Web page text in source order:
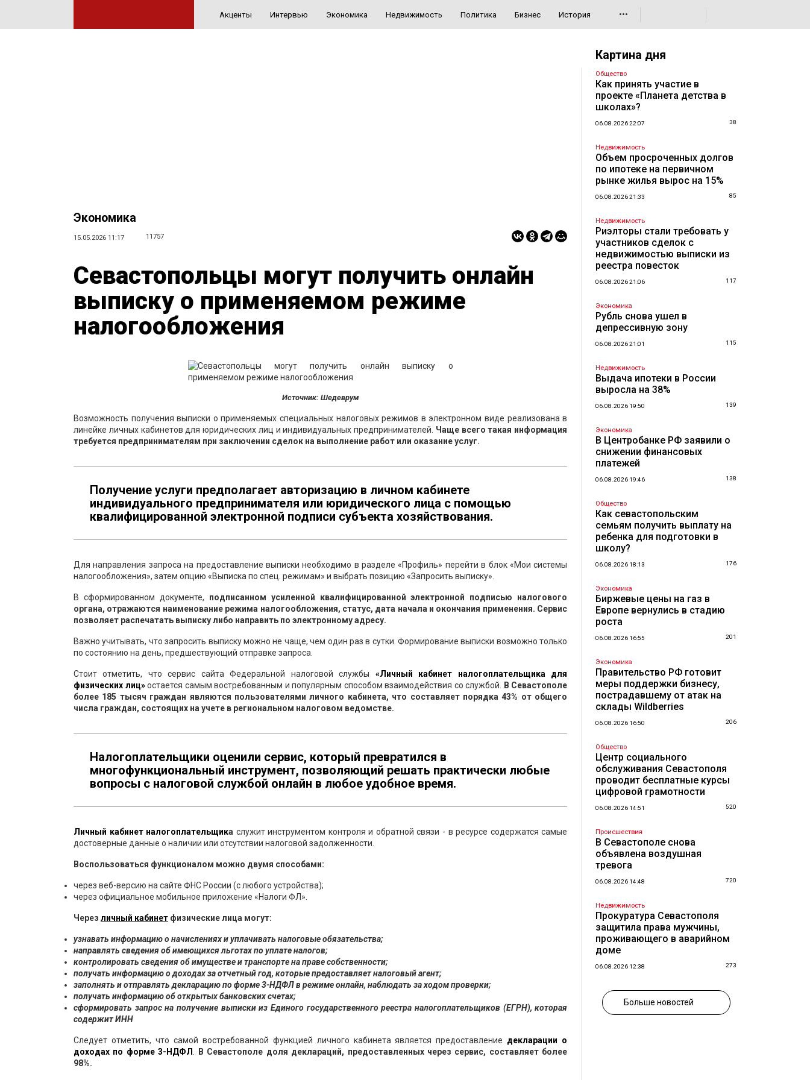
Акценты Интервью Экономика Недвижимость Политика Бизнес История •••
Экономика
15.05.2026 11:17 11757
Севастопольцы могут получить онлайн
выписку о применяемом режиме
налогообложения
Источник: Шедеврум
Возможность получения выписки о применяемых специальных налоговых режимов в электронном виде реализована в
линейке личных кабинетов для юридических лиц и индивидуальных предпринимателей. Чаще всего такая информация
требуется предпринимателям при заключении сделок на выполнение работ или оказание услуг.
Получение услуги предполагает авторизацию в личном кабинете
индивидуального предпринимателя или юридического лица с помощью
квалифицированной электронной подписи субъекта хозяйствования.
Для направления запроса на предоставление выписки необходимо в разделе «Профиль» перейти в блок «Мои системы
налогообложения», затем опцию «Выписка по спец. режимам» и выбрать позицию «Запросить выписку».
В сформированном документе, подписанном усиленной квалифицированной электронной подписью налогового
органа, отражаются наименование режима налогообложения, статус, дата начала и окончания применения. Сервис
позволяет распечатать выписку либо направить по электронному адресу.
Важно учитывать, что запросить выписку можно не чаще, чем один раз в сутки. Формирование выписки возможно только
по состоянию на день, предшествующий отправке запроса.
Стоит отметить, что сервис сайта Федеральной налоговой службы «Личный кабинет налогоплательщика для
физических лиц»остается самым востребованным и популярным способом взаимодействия со службой.
В Севастополе
более 185 тысяч граждан являются пользователями личного кабинета, что составляет порядка 43% от общего
числа граждан, состоящих на учете в региональном налоговом ведомстве.
Налогоплательщики оценили сервис, который превратился в
многофункциональный инструмент, позволяющий решать практически любые
вопросы с налоговой службой онлайн в любое удобное время.
Личный кабинет налогоплательщика служит инструментом контроля и обратной связи - в ресурсе содержатся самые
достоверные данные о наличии или отсутствии налоговой задолженности.
Воспользоваться функционалом можно двумя способами:
через веб-версию на сайте ФНС России (с любого устройства);
через официальное мобильное приложение «Налоги ФЛ».
Через личный кабинет физические лица могут:
узнавать информацию о начислениях и уплачивать налоговые обязательства;
направлять сведения об имеющихся льготах по уплате налогов;
контролировать сведения об имуществе и транспорте на праве собственности;
получать информацию о доходах за отчетный год, которые предоставляет налоговый агент;
заполнять и отправлять декларацию по форме 3-НДФЛ в режиме онлайн, наблюдать за ходом проверки;
получать информацию об открытых банковских счетах;
сформировать запрос на получение выписки из Единого государственного реестра налогоплательщиков (ЕГРН), которая
содержит ИНН
Следует отметить, что самой востребованной функцией личного кабинета является предоставление декларации о
доходах по форме 3-НДФЛ
В Севастополе доля деклараций, предоставленных через сервис, составляет более
98%.
Картина дня
Общество
Как принять участие в
проекте «Планета детства в
школах»?
06.08.2026 22:07 38
Недвижимость
Объем просроченных долгов
по ипотеке на первичном
рынке жилья вырос на 15%
06.08.2026 21:33 85
Недвижимость
Риэлторы стали требовать у
участников сделок с
недвижимостью выписки из
реестра повесток
06.08.2026 21:06 117
Экономика
Рубль снова ушел в
депрессивную зону
06.08.2026 21:01 115
Недвижимость
Выдача ипотеки в России
выросла на 38%
06.08.2026 19:50 139
Экономика
В Центробанке РФ заявили о
снижении финансовых
платежей
06.08.2026 19:46 138
Общество
Как севастопольским
семьям получить выплату на
ребенка для подготовки в
школу?
06.08.2026 18:13 176
Экономика
Биржевые цены на газ в
Европе вернулись в стадию
роста
06.08.2026 16:55 201
Экономика
Правительство РФ готовит
меры поддержки бизнесу,
пострадавшему от атак на
склады Wildberries
06.08.2026 16:50 206
Общество
Центр социального
обслуживания Севастополя
проводит бесплатные курсы
цифровой грамотности
06.08.2026 14:51 520
Происшествия
В Севастополе снова
объявлена воздушная
тревога
06.08.2026 14:48 720
Недвижимость
Прокуратура Севастополя
защитила права мужчины,
проживающего в аварийном
доме
06.08.2026 12:38 273
Больше новостей